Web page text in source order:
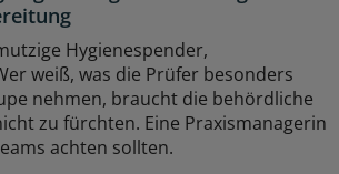
Hygienespender,
weiß, was die Prüfer besonders
nehmen, braucht die behördliche
zu fürchten. Eine Praxismanagerin
achten sollten.